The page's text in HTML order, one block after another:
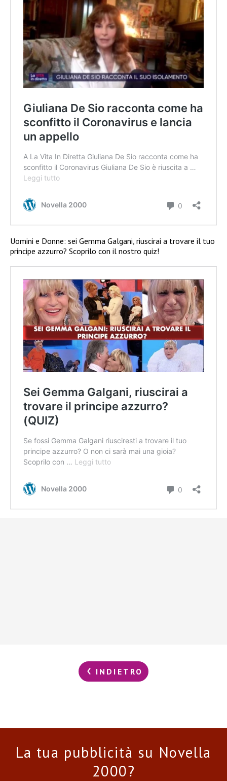
Uomini e Donne: sei Gemma Galgani, riuscirai a trovare il tuo
principe azzurro? Scoprilo con il nostro quiz!
INDIETRO
La tua pubblicità su Novella
2000?